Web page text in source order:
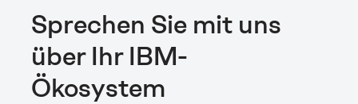
Sprechen Sie mit uns
über Ihr IBM-
Ökosystem